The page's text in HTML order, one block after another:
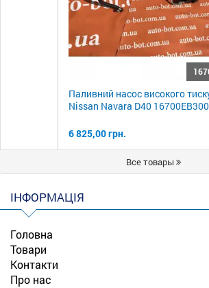
Паливний насос високого
Nissan Navara D40 16700EB300
6 825,00 грн.
Все товары
ІНФОРМАЦІЯ
Головна
Товари
Контакти
Про нас